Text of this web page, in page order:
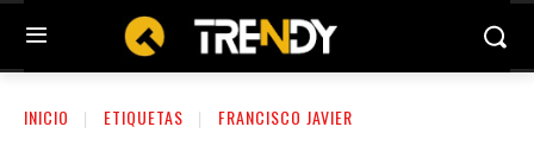
INICIO ETIQUETAS FRANCISCO JAVIER